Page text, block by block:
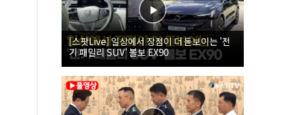
[스팟Live] 일상에서 장점이 더 돋보이는 '전
기 패밀리 SUV' 볼보 EX90